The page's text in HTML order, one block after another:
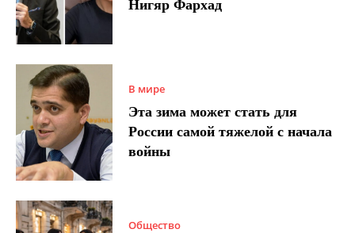
Нигяр Фархад
В мире
Эта зима может стать для
России самой тяжелой с начала
войны
Общество